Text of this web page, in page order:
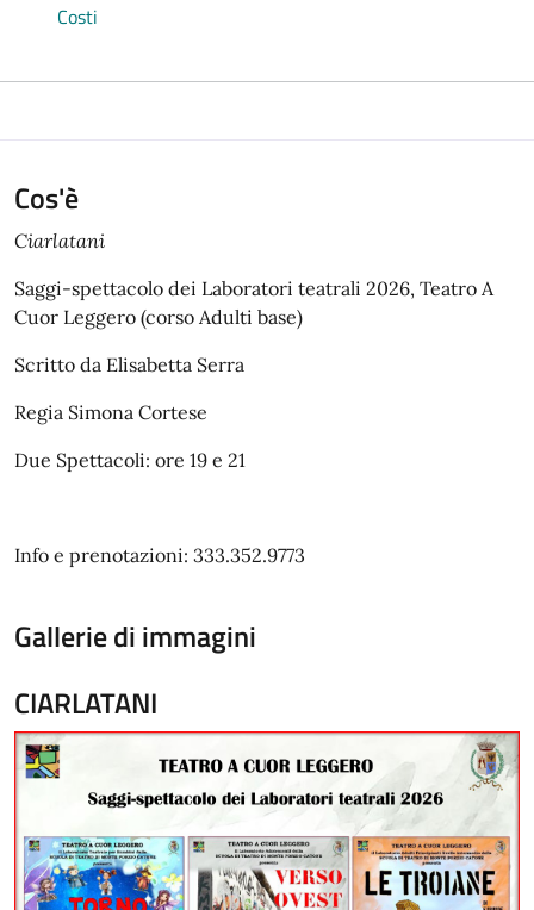
Costi
Cos'è
Ciarlatani
Saggi-spettacolo dei Laboratori teatrali 2026, Teatro A
Cuor Leggero (corso Adulti base)
Scritto da Elisabetta Serra
Regia Simona Cortese
Due Spettacoli: ore 19 e 21
Info e prenotazioni: 333.352.9773
Gallerie di immagini
CIARLATANI